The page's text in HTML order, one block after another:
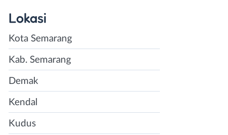
Lokasi
Kota Semarang
Kab. Semarang
Demak
Kendal
Kudus